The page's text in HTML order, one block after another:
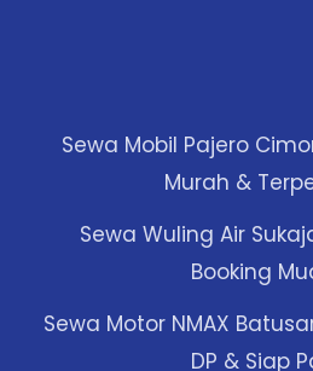
Sewa Mobil Pajero
Murah &
Sewa Wuling Air
Booking
Sewa Motor NMAX
DP & Siap